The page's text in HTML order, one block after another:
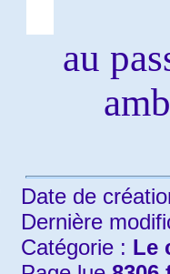
au
Date de
Dernière
Catégorie : Le